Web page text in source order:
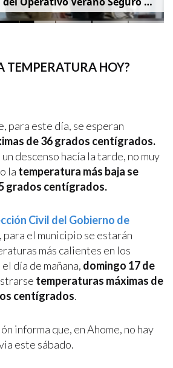
mesa de Construcción de Paz,
TEMPERATURA HOY?
para este día, se esperan
de 36 grados centígrados.
descenso hacía la tarde, no muy
la temperatura más baja se
grados centígrados.
Civil del Gobierno de
para el municipio se estarán
más calientes en los
día de mañana, domingo 17 de
temperaturas máximas de
centígrados.
informa que, en Ahome, no hay
este sábado.